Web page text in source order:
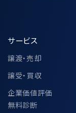
サービス
譲渡・売却
譲受・買収
企業価値評価
無料診断